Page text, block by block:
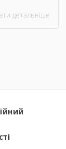
про
[…]
детальніше